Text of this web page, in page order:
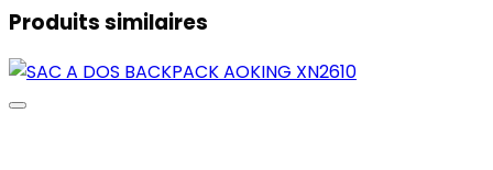
Produits similaires